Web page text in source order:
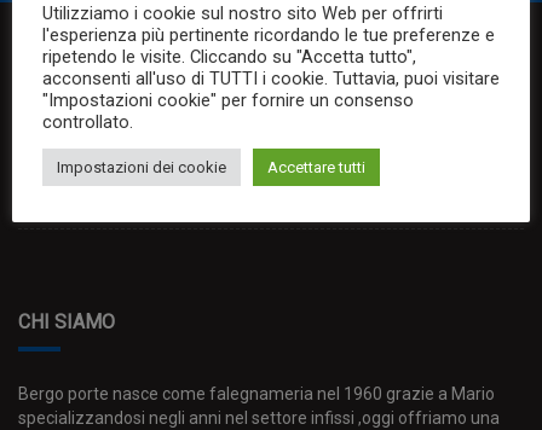
ORARIO
Lunedi: 15.30-19.30
Dal Martedi al Sabato:
Mattino: 9.30-12.30
CHI SIAMO
Bergo porte nasce come falegnameria nel 1960 grazie a Mario
specializzandosi negli anni nel settore infissi ,oggi offriamo una
Utilizziamo i cookie sul nostro sito Web per offrirti
l'esperienza più pertinente ricordando le tue preferenze e
ripetendo le visite. Cliccando su "Accetta tutto",
acconsenti all'uso di TUTTI i cookie. Tuttavia, puoi visitare
"Impostazioni cookie" per fornire un consenso
controllato.
Impostazioni dei cookie Accettare tutti